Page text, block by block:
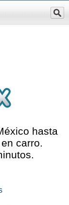
hasta
carro.